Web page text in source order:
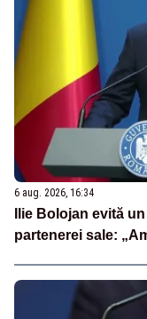
6 aug. 2026, 16:34
Ilie Bolojan evită
partenerei sale: